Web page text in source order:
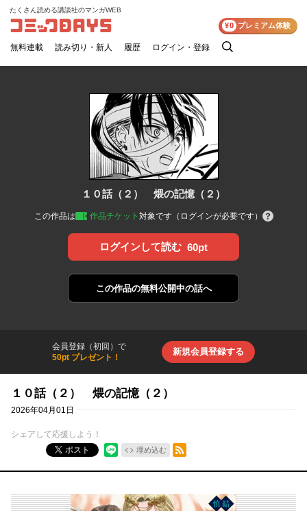
コミックDAYS
たくさん読める講談社のマンガWEB
無料連載 読み切り・新人 履歴 ログイン・登録
検
¥0 プレミアム体験
１０話（２） 煨の記憶（２）
この作品は 作品チケット 対象です（ログインが必要です）
ログインして読む 60pt
この作品の無料公開中の話へ
会員登録（初回）で
50pt プレゼント！
新規会員登録する
１０話（２） 煨の記憶（２）
2026年04月01日
シェアして応援しよう！
ポスト
埋め込む
RSSフィード